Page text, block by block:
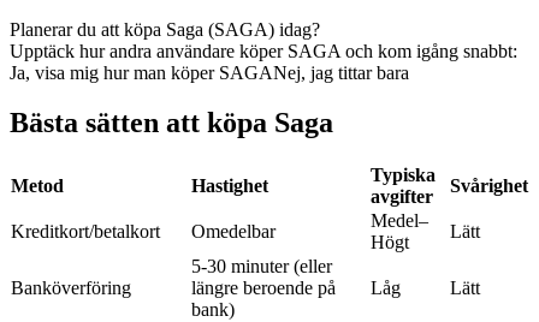
USDC Futures
Planerar du att köpa Saga (SAGA) idag?
Upptäck hur andra användare köper SAGA och kom igång snabbt:
Ja, visa mig hur man köper SAGANej, jag tittar bara
Bästa sätten att köpa Saga
Metod Hastighet
Typiska
avgifter
Svårighet
Kreditkort/betalkort Omedelbar
Medel–
Högt
Lätt
Banköverföring
5-30 minuter (eller
längre beroende på
bank)
Låg Lätt